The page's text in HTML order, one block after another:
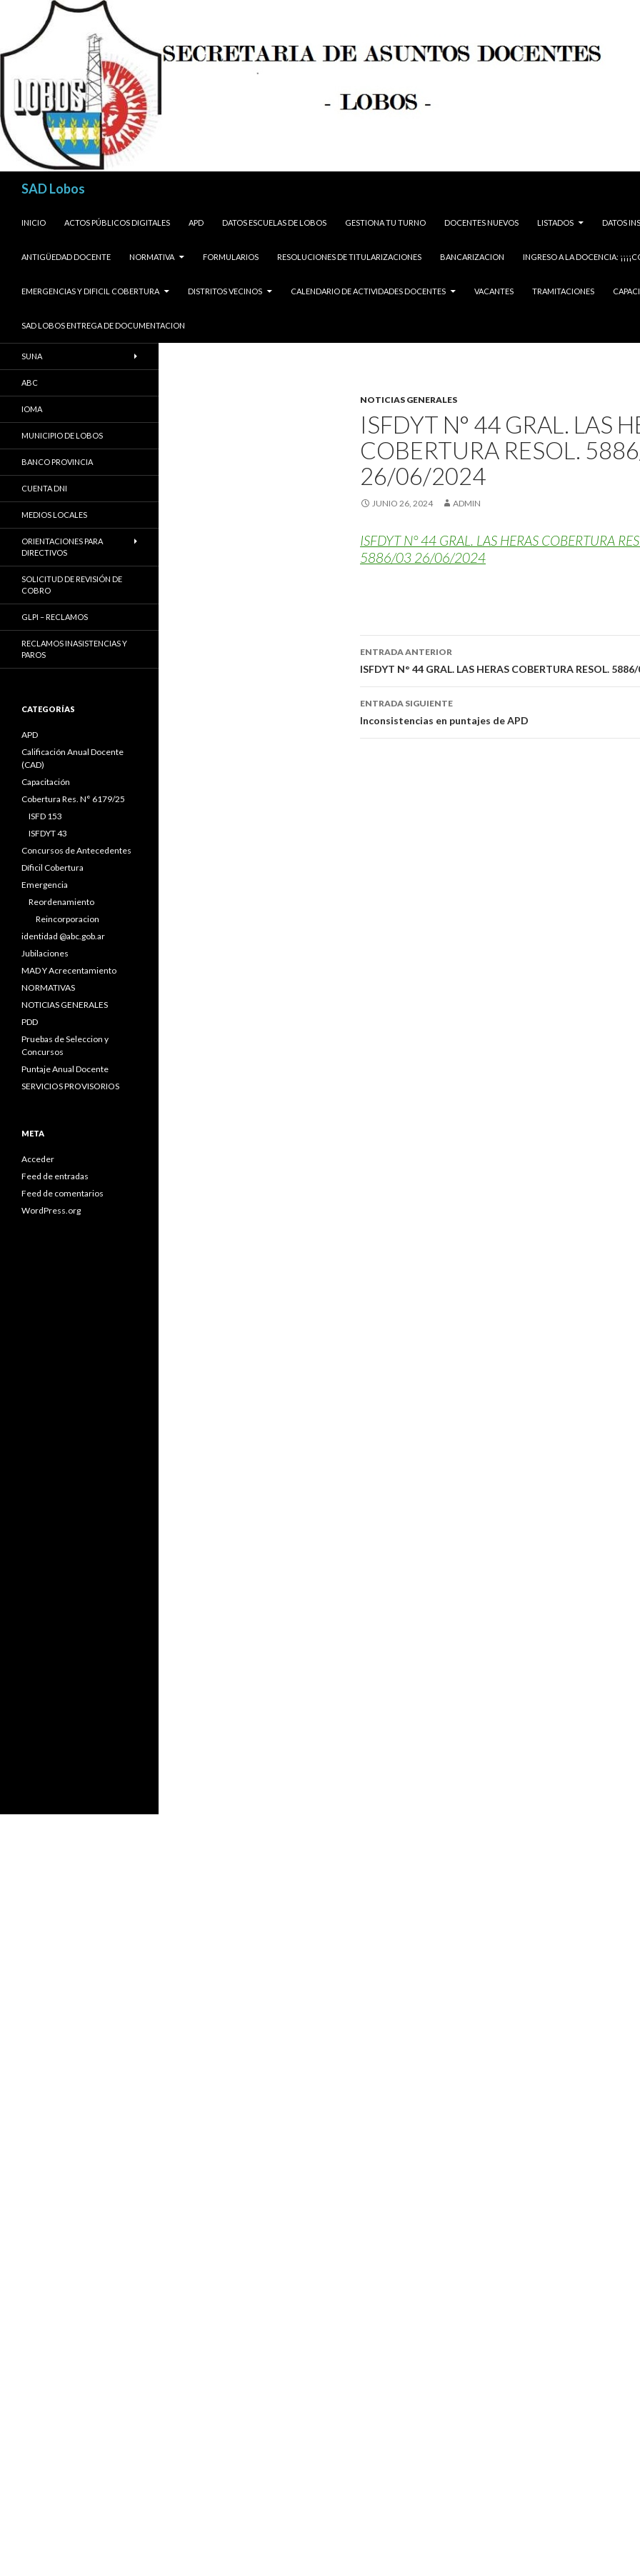
SAD Lobos
INICIO
ACTOS PÚBLICOS DIGITALES APD DATOS ESCUELAS DE LOBOS GESTIONA TU TURNO DOCENTES NUEVOS LISTADOS DATOS
ANTIGÜEDAD DOCENTE NORMATIVA FORMULARIOS RESOLUCIONES DE TITULARIZACIONES BANCARIZACION INGRESO A LA DOCENCIA:
EMERGENCIAS Y DIFICIL COBERTURA DISTRITOS VECINOS CALENDARIO DE ACTIVIDADES DOCENTES VACANTES TRAMITACIONES
SAD LOBOS ENTREGA DE DOCUMENTACION
NOTICIAS GENERALES
ISFDYT N° 44 GRAL. LAS
COBERTURA RESOL.
26/06/2024
JUNIO 26, 2024 ADMIN
ISFDYT N° 44 GRAL. LAS HERAS COBERTURA
5886/03 26/06/2024
Navegación
de
entradas
ENTRADA ANTERIOR
ISFDYT N° 44 GRAL. LAS HERAS COBERTURA RESOL.
ENTRADA SIGUIENTE
Inconsistencias en puntajes de APD
SUNA
ABC
IOMA
MUNICIPIO DE LOBOS
BANCO PROVINCIA
CUENTA DNI
MEDIOS LOCALES
ORIENTACIONES PARA
DIRECTIVOS
SOLICITUD DE REVISIÓN DE
COBRO
GLPI – RECLAMOS
RECLAMOS INASISTENCIAS Y
PAROS
CATEGORÍAS
APD
Calificación Anual Docente
(CAD)
Capacitación
Cobertura Res. N° 6179/25
ISFD 153
ISFDYT 43
Concursos de Antecedentes
Díficil Cobertura
Emergencia
Reordenamiento
Reincorporacion
identidad @abc.gob.ar
Jubilaciones
MAD Y Acrecentamiento
NORMATIVAS
NOTICIAS GENERALES
PDD
Pruebas de Seleccion y
Concursos
Puntaje Anual Docente
SERVICIOS PROVISORIOS
META
Acceder
Feed de entradas
Feed de comentarios
WordPress.org